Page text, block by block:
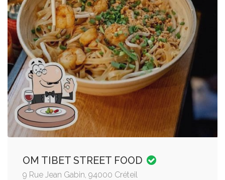
OM TIBET STREET FOOD
9 Rue Jean Gabin, 94000 Créteil